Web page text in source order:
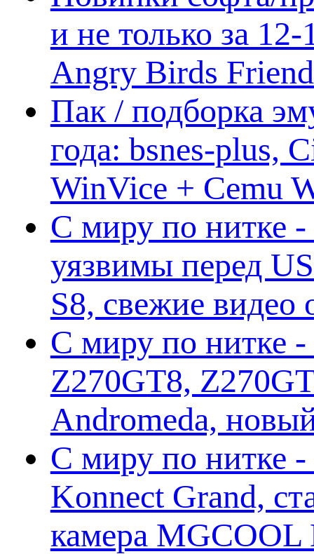
и не только за
Angry Birds
Пак / подборка
года: bsnes-plus,
WinVice + Cemu
С миру по нитке
уязвимы перед
S8, свежие
С миру по нитке -
Z270GT8,
Andromeda,
С миру по нитке -
Konnect Grand,
камера MGCOOL